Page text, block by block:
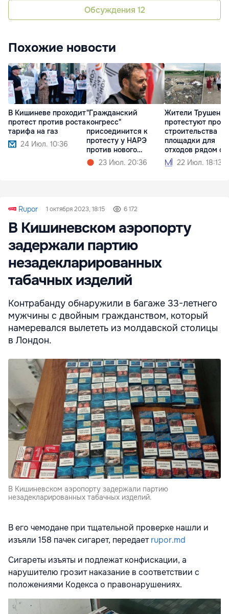
Обсуждения 12
Похожие новости
В Кишиневе проходит
протест против роста
тарифа на газ
24 Июл. 10:36
"Гражданский
конгресс"
присоединится к
протесту у НАРЭ
против нового
тарифного шока
23 Июл. 20:36
Жители Трушен
протестуют
строительства
площадки для
отходов рядом с
домами
22 Июл. 18:13
Rupor 1 октября 2023, 18:15 6 172
В Кишиневском аэропорту
задержали партию
незадекларированных
табачных изделий
Контрабанду обнаружили в багаже 33-летнего
мужчины с двойным гражданством, который
намеревался вылететь из молдавской столицы
в Лондон.
В Кишиневском аэропорту задержали партию
незадекларированных табачных изделий.
В его чемодане при тщательной проверке нашли и
изъяли 158 пачек сигарет, передаетrupor.md
Сигареты изъяты и подлежат конфискации, а
нарушителю грозит наказание в соответствии с
положениями Кодекса о правонарушениях.